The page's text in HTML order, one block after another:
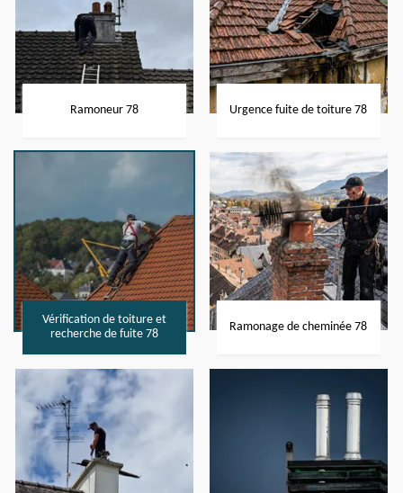
Ramoneur 78 Urgence fuite de toiture 78
Vérification de toiture et
recherche de fuite 78
Ramonage de cheminée 78